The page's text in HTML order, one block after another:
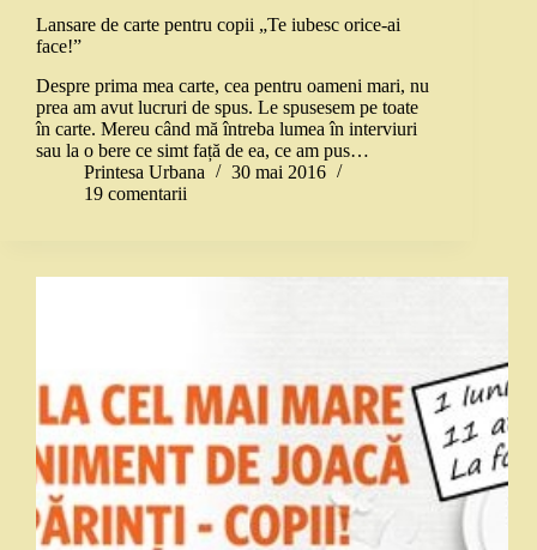
Lansare de carte pentru copii „Te iubesc orice-ai
face!”
Despre prima mea carte, cea pentru oameni mari, nu
prea am avut lucruri de spus. Le spusesem pe toate
în carte. Mereu când mă întreba lumea în interviuri
sau la o bere ce simt față de ea, ce am pus…
Printesa Urbana
30 mai 2016
19 comentarii